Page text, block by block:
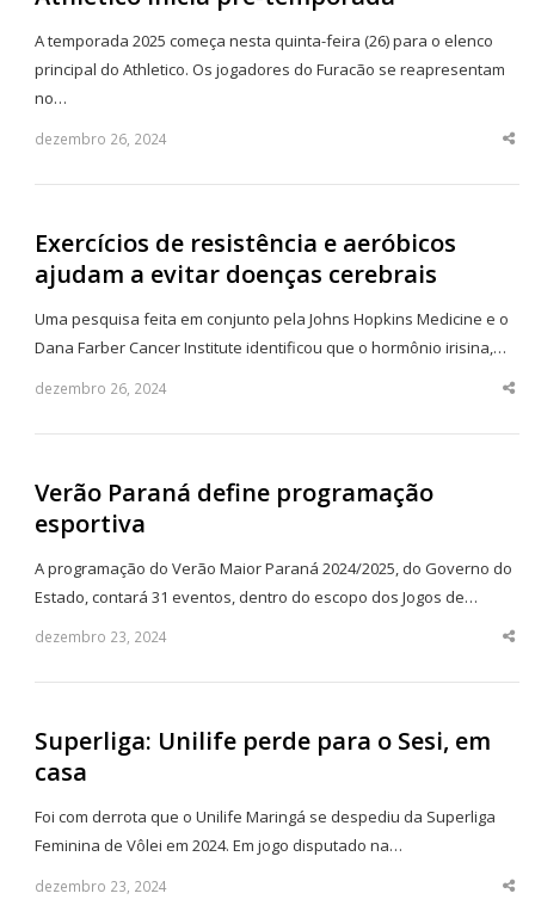
A temporada 2025 começa nesta quinta-feira (26) para o elenco
principal do Athletico. Os jogadores do Furacão se reapresentam
no…
dezembro 26, 2024
Exercícios de resistência e aeróbicos
ajudam a evitar doenças cerebrais
Uma pesquisa feita em conjunto pela Johns Hopkins Medicine e o
Dana Farber Cancer Institute identificou que o hormônio irisina,…
dezembro 26, 2024
Verão Paraná define programação
esportiva
A programação do Verão Maior Paraná 2024/2025, do Governo do
Estado, contará 31 eventos, dentro do escopo dos Jogos de…
dezembro 23, 2024
Superliga: Unilife perde para o Sesi, em
casa
Foi com derrota que o Unilife Maringá se despediu da Superliga
Feminina de Vôlei em 2024. Em jogo disputado na…
dezembro 23, 2024